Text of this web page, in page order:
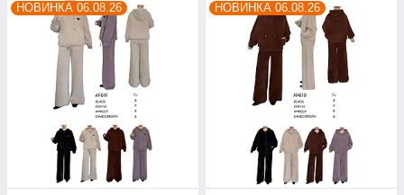
НОВИНКА 06.08.26 НОВИНКА 06.08.26